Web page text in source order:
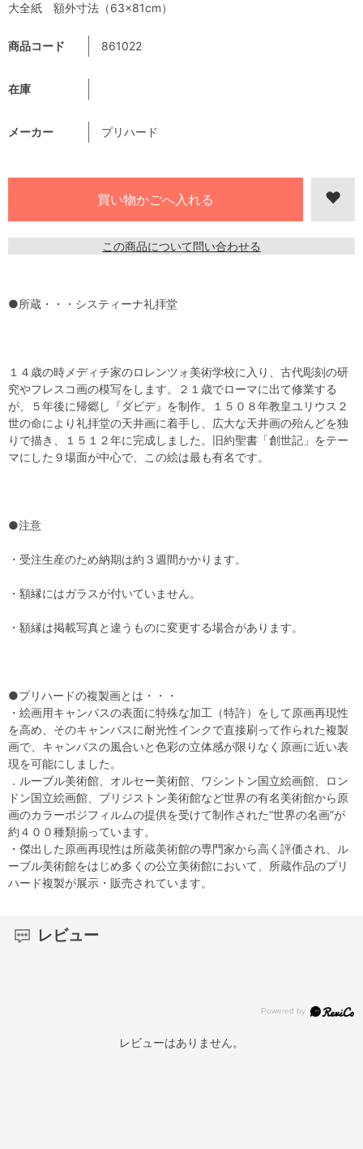
商品コード 861022
在庫
メーカー プリハード
この商品について問い合わせる
大全紙 額外寸法（63×81cm）
●所蔵・・・システィーナ礼拝堂
１４歳の時メディチ家のロレンツォ美術学校に入り、古代彫刻の研
究やフレスコ画の模写をします。２１歳でローマに出て修業する
が、５年後に帰郷し『ダビデ』を制作。１５０８年教皇ユリウス２
世の命により礼拝堂の天井画に着手し、広大な天井画の殆んどを独
りで描き、１５１２年に完成しました。旧約聖書「創世記」をテー
マにした９場面が中心で、この絵は最も有名です。
●注意
・受注生産のため納期は約３週間かかります。
・額縁にはガラスが付いていません。
・額縁は掲載写真と違うものに変更する場合があります。
●プリハードの複製画とは・・・
・絵画用キャンバスの表面に特殊な加工（特許）をして原画再現性
を高め、そのキャンバスに耐光性インクで直接刷って作られた複製
画で、キャンバスの風合いと色彩の立体感が限りなく原画に近い表
現を可能にしました。
．ルーブル美術館、オルセー美術館、ワシントン国立絵画館、ロン
ドン国立絵画館、ブリジストン美術館など世界の有名美術館から原
画のカラーポジフィルムの提供を受けて制作された“世界の名画”が
約４００種類揃っています。
・傑出した原画再現性は所蔵美術館の専門家から高く評価され、ル
ーブル美術館をはじめ多くの公立美術館において、所蔵作品のプリ
ハード複製が展示・販売されています。
レビュー
レビューはありません。